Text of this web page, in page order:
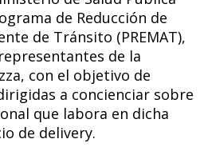
de Reducción de
de Tránsito (PREMAT),
de la
con el objetivo de
a concienciar sobre
que labora en dicha
de delivery.